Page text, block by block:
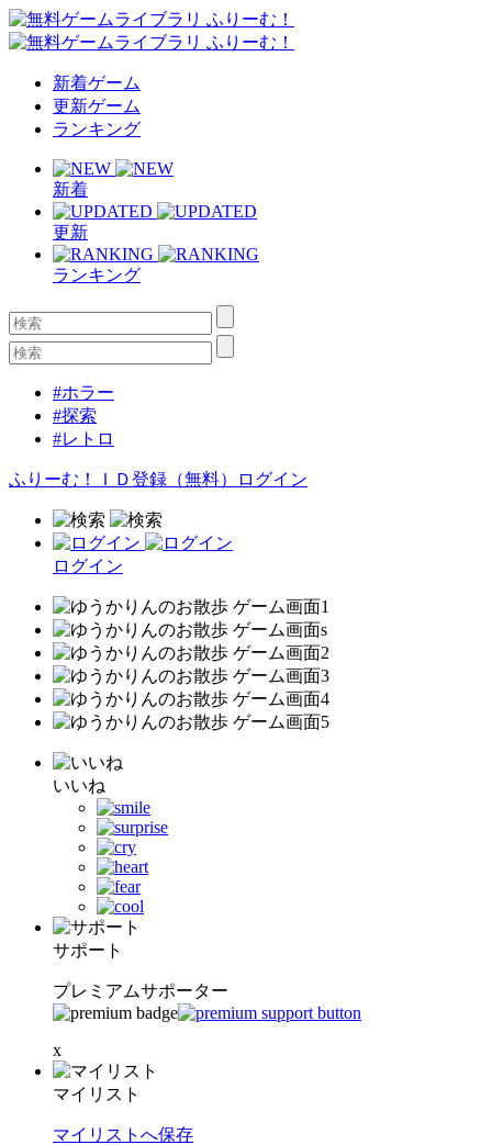
新着ゲーム
更新ゲーム
ランキング
新着
更新
ランキング
#ホラー
#探索
#レトロ
ふりーむ！ＩＤ登録（無料） ログイン
ログイン
いいね
サポート
プレミアムサポーター
x
マイリスト
マイリストへ保存